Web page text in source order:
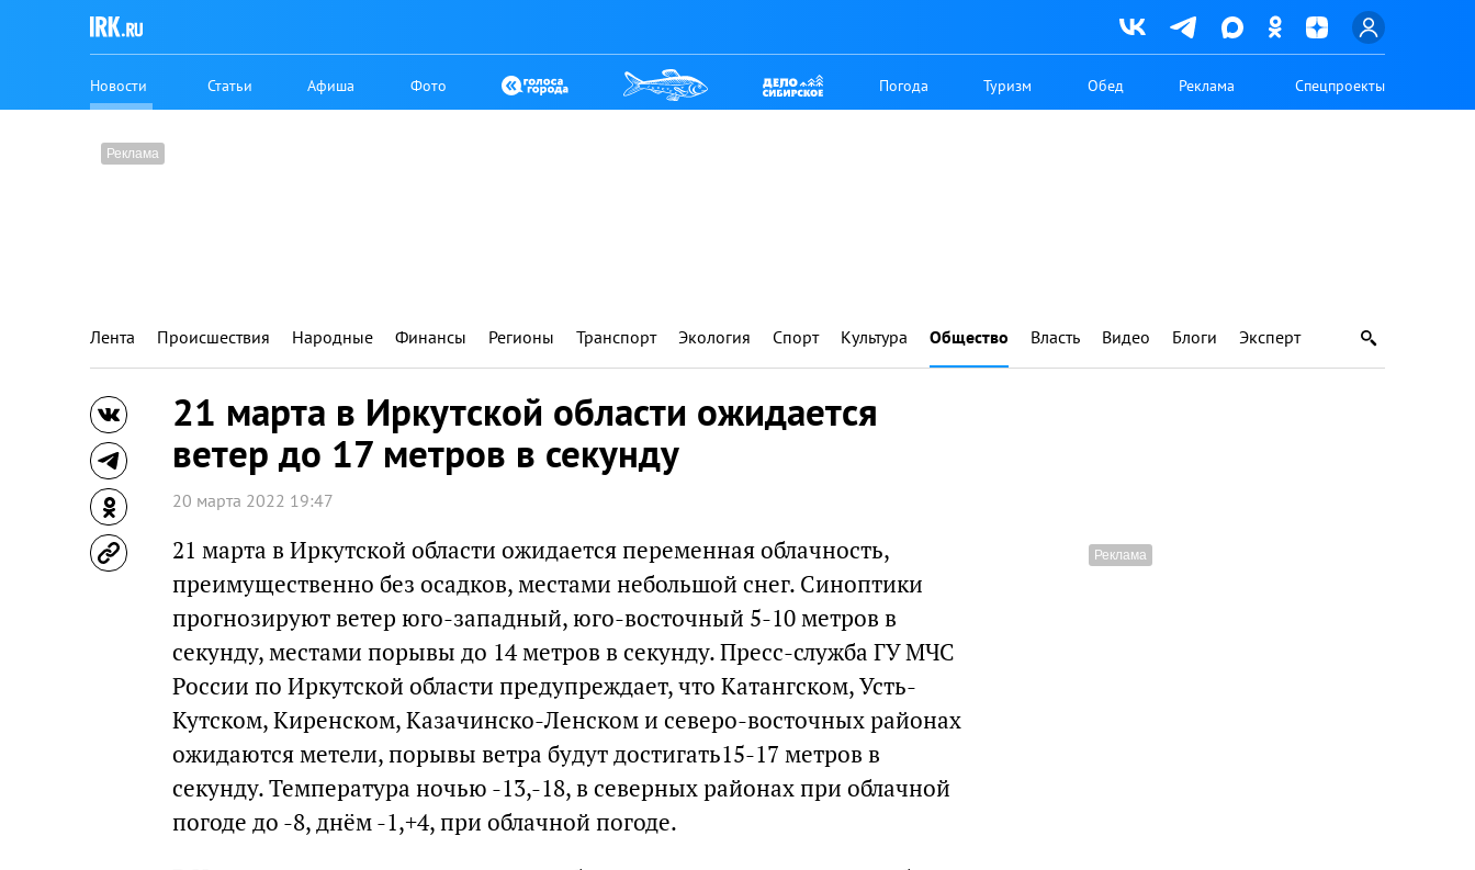
Новости Статьи Афиша Фото Погода Туризм Обед Реклама Спецпроекты
Лента Происшествия Народные Финансы Регионы Транспорт Экология Спорт Культура Общество Власть Видео Блоги Эксперт
21 марта в Иркутской области ожидается
ветер до 17 метров в секунду
20 марта 2022 19:47
21 марта в Иркутской области ожидается переменная облачность,
преимущественно без осадков, местами небольшой снег. Синоптики
прогнозируют ветер юго-западный, юго-восточный 5-10 метров в
секунду, местами порывы до 14 метров в секунду. Пресс-служба ГУ МЧС
России по Иркутской области предупреждает, что Катангском, Усть-
Кутском, Киренском, Казачинско-Ленском и северо-восточных районах
ожидаются метели, порывы ветра будут достигать15-17 метров в
секунду. Температура ночью -13,-18, в северных районах при облачной
погоде до -8, днём -1,+4, при облачной погоде.